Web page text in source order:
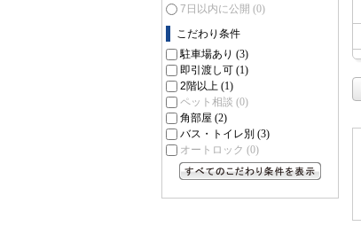
7日以内に公開 (0)
こだわり条件
駐車場あり (3)
即引渡し可 (1)
2階以上 (1)
ペット相談 (0)
角部屋 (2)
バス・トイレ別 (3)
オートロック (0)